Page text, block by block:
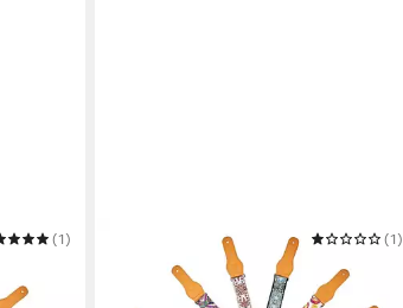
(1)
ORTEGA GUITARS
Gitarrengurt CREATIVE SERIES
(1)